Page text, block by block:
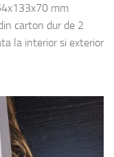
mm
carton dur de 2
la interior si exterior